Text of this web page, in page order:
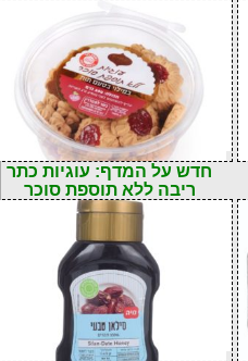
חדש על המדף: עוגיות כתר
ריבה ללא תוספת סוכר